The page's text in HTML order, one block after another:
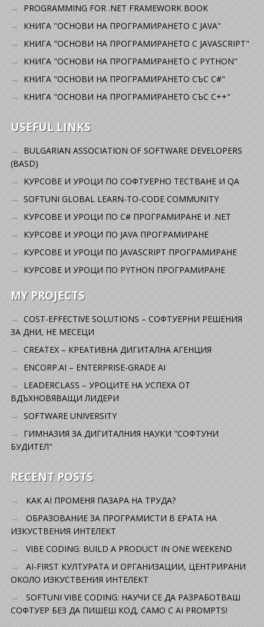
PROGRAMMING FOR .NET FRAMEWORK BOOK
КНИГА "ОСНОВИ НА ПРОГРАМИРАНЕТО С JAVA"
КНИГА "ОСНОВИ НА ПРОГРАМИРАНЕТО С JAVASCRIPT"
КНИГА "ОСНОВИ НА ПРОГРАМИРАНЕТО С PYTHON"
КНИГА "ОСНОВИ НА ПРОГРАМИРАНЕТО СЪС C#"
КНИГА "ОСНОВИ НА ПРОГРАМИРАНЕТО СЪС C++"
USEFUL LINKS
BULGARIAN ASSOCIATION OF SOFTWARE DEVELOPERS
(BASD)
KУРСОВЕ И УРОЦИ ПО СОФТУЕРНО ТЕСТВАНЕ И QA
SOFTUNI GLOBAL LEARN-TO-CODE COMMUNITY
КУРСОВЕ И УРОЦИ ПО C# ПРОГРАМИРАНЕ И .NET
КУРСОВЕ И УРОЦИ ПО JAVA ПРОГРАМИРАНЕ
КУРСОВЕ И УРОЦИ ПО JAVASCRIPT ПРОГРАМИРАНЕ
КУРСОВЕ И УРОЦИ ПО PYTHON ПРОГРАМИРАНЕ
MY PROJECTS
COST-EFFECTIVE SOLUTIONS – СОФТУЕРНИ РЕШЕНИЯ
ЗА ДНИ, НЕ МЕСЕЦИ
CREATEX – КРЕАТИВНА ДИГИТАЛНА АГЕНЦИЯ
ENCORP.AI – ENTERPRISE-GRADE AI
LEADERCLASS – УРОЦИТЕ НА УСПЕХА ОТ
ВДЪХНОВЯВАЩИ ЛИДЕРИ
SOFTWARE UNIVERSITY
ГИМНАЗИЯ ЗА ДИГИТАЛНИЯ НАУКИ "СОФТУНИ
БУДИТЕЛ"
RECENT POSTS
КАК AI ПРОМЕНЯ ПАЗАРА НА ТРУДА?
ОБРАЗОВАНИЕ ЗА ПРОГРАМИСТИ В ЕРАТА НА
ИЗКУСТВЕНИЯ ИНТЕЛЕКТ
VIBE CODING: BUILD A PRODUCT IN ONE WEEKEND
AI-FIRST КУЛТУРАТА И ОРГАНИЗАЦИИ, ЦЕНТРИРАНИ
ОКОЛО ИЗКУСТВЕНИЯ ИНТЕЛЕКТ
SOFTUNI VIBE CODING: НАУЧИ СЕ ДА РАЗРАБОТВАШ
СОФТУЕР БЕЗ ДА ПИШЕШ КОД, САМО С AI PROMPTS!